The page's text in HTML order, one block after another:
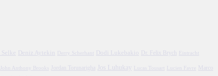
Selke Deniz Aytekin Derry Scherhant Dodi Lukebakio Dr. Felix Brych
Jordan Torunarigha Jos Luhukay
Marco